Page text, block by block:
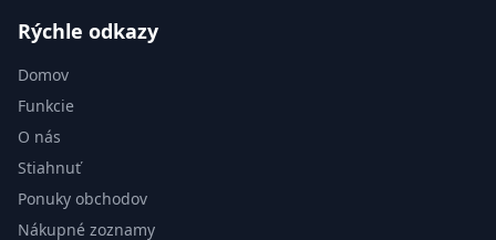
Rýchle odkazy
Domov
Funkcie
O nás
Stiahnuť
Ponuky obchodov
Nákupné zoznamy